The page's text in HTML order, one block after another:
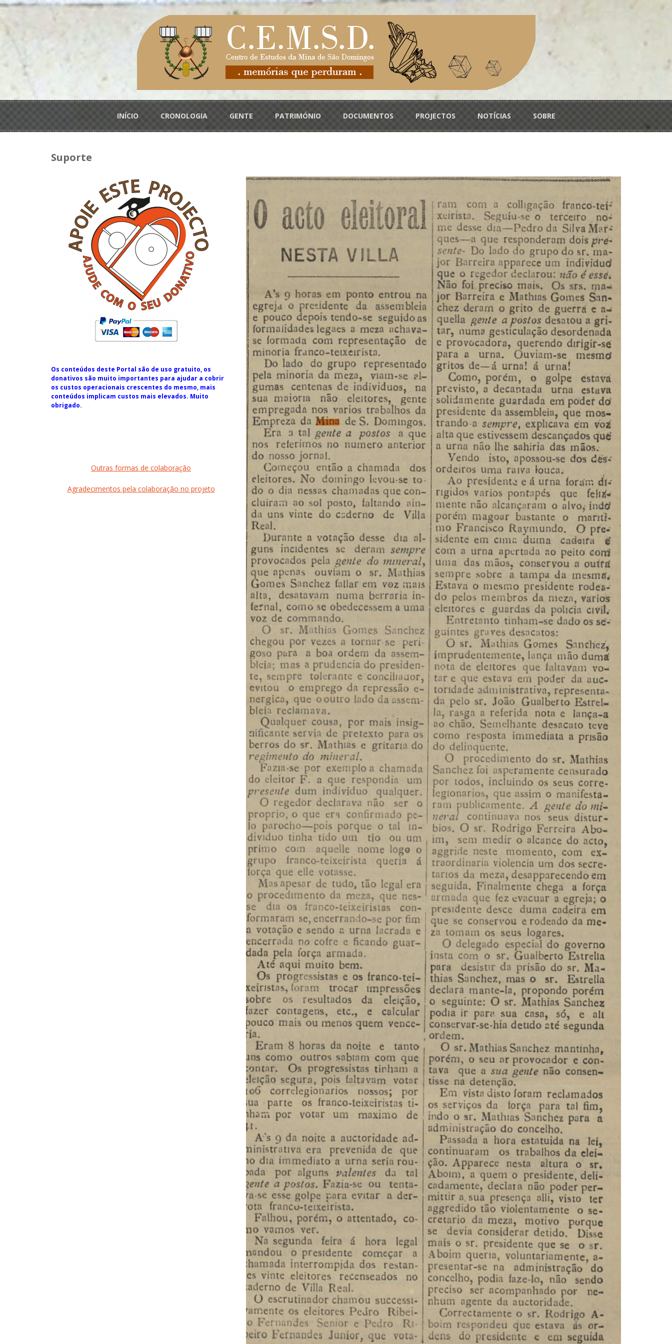
Passar para o conteúdo principal
Menu principal INÍCIO CRONOLOGIA GENTE PATRIMÓNIO DOCUMENTOS PROJECTOS NOTÍCIAS SOBRE
Suporte
Os conteúdos deste Portal são de uso gratuito, os
donativos são muito importantes para ajudar a cobrir
os custos operacionais crescentes do mesmo, mais
conteúdos implicam custos mais elevados. Muito
obrigado.
Outras formas de colaboração
Agradecimentos pela colaboração no projeto